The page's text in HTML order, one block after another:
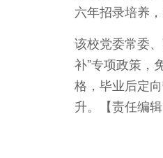
六年招录培养
该校党委常委
补”专项政策，
格，毕业后定
升。【责任编辑